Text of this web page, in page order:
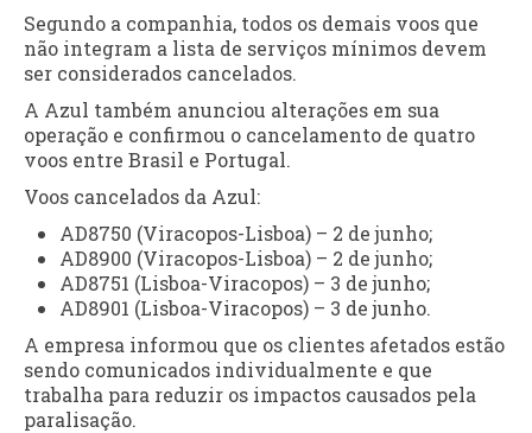
Segundo a companhia, todos os demais voos que
não integram a lista de serviços mínimos devem
ser considerados cancelados.
A Azul também anunciou alterações em sua
operação e confirmou o cancelamento de quatro
voos entre Brasil e Portugal.
Voos cancelados da Azul:
AD8750 (Viracopos-Lisboa) – 2 de junho;
AD8900 (Viracopos-Lisboa) – 2 de junho;
AD8751 (Lisboa-Viracopos) – 3 de junho;
AD8901 (Lisboa-Viracopos) – 3 de junho.
A empresa informou que os clientes afetados estão
sendo comunicados individualmente e que
trabalha para reduzir os impactos causados pela
paralisação.